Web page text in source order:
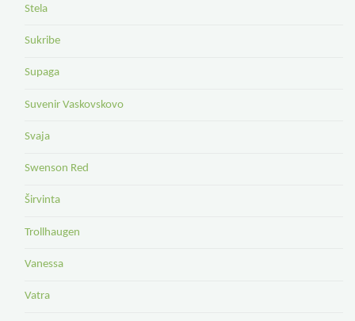
Stela
Sukribe
Supaga
Suvenir Vaskovskovo
Svaja
Swenson Red
Širvinta
Trollhaugen
Vanessa
Vatra